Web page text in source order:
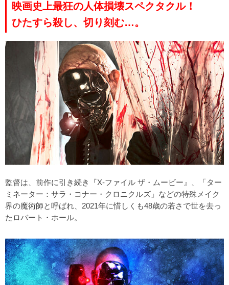
映画史上最狂の人体損壊スペクタクル！
ひたすら殺し、切り刻む…。
監督は、前作に引き続き『X-ファイル ザ・ムービー』、「ター
ミネーター：サラ・コナー・クロニクルズ」などの特殊メイク
界の魔術師と呼ばれ、2021年に惜しくも48歳の若さで世を去っ
たロバート・ホール。